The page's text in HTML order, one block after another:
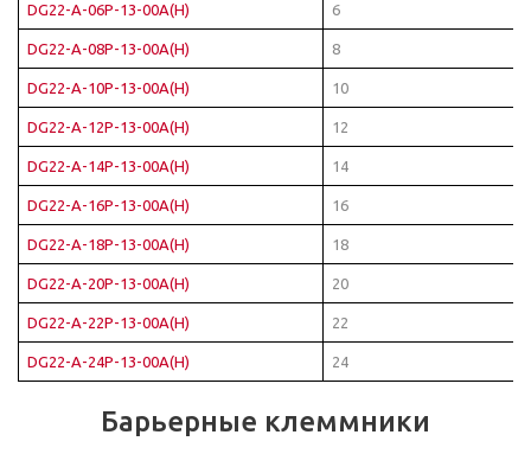
DG22-A-06P-13-00A(H) 6
DG22-A-08P-13-00A(H) 8
DG22-A-10P-13-00A(H) 10
DG22-A-12P-13-00A(H) 12
DG22-A-14P-13-00A(H) 14
DG22-A-16P-13-00A(H) 16
DG22-A-18P-13-00A(H) 18
DG22-A-20P-13-00A(H) 20
DG22-A-22P-13-00A(H) 22
DG22-A-24P-13-00A(H) 24
Барьерные клеммники